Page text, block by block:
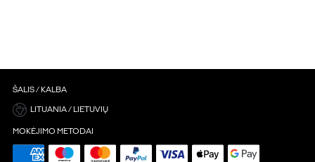
ŠALIS / KALBA
LITUANIA / LIETUVIŲ
MOKĖJIMO METODAI